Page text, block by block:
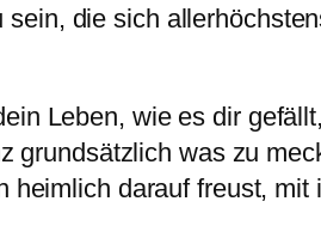
die sich
Leben, wie es dir
grundsätzlich was zu
darauf freust,